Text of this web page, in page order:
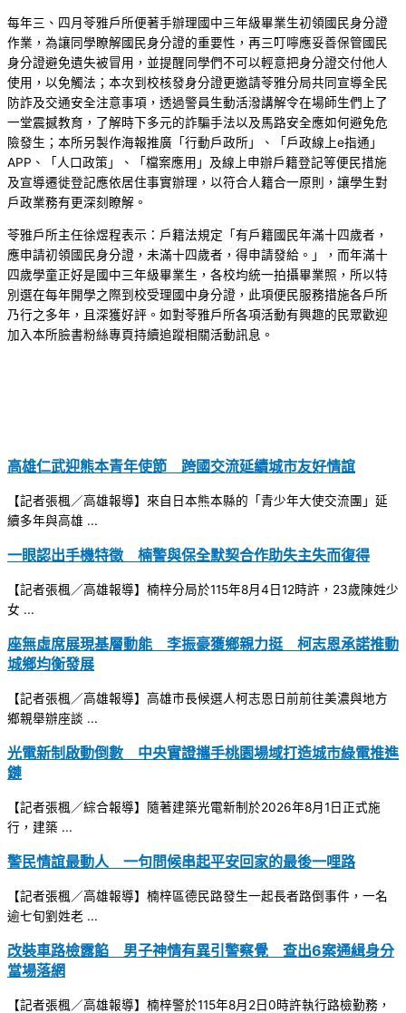
每年三、四月苓雅戶所便著手辦理國中三年級畢業生初領國民身分證
作業，為讓同學瞭解國民身分證的重要性，再三叮嚀應妥善保管國民
身分證避免遺失被冒用，並提醒同學們不可以輕意把身分證交付他人
使用，以免觸法；本次到校核發身分證更邀請苓雅分局共同宣導全民
防詐及交通安全注意事項，透過警員生動活潑講解令在場師生們上了
一堂震撼教育，了解時下多元的詐騙手法以及馬路安全應如何避免危
險發生；本所另製作海報推廣「行動戶政所」、「戶政線上e指通」
APP、「人口政策」、「檔案應用」及線上申辦戶籍登記等便民措施
及宣導遷徙登記應依居住事實辦理，以符合人籍合一原則，讓學生對
戶政業務有更深刻瞭解。
苓雅戶所主任徐煜程表示：戶籍法規定「有戶籍國民年滿十四歲者，
應申請初領國民身分證，未滿十四歲者，得申請發給。」，而年滿十
四歲學童正好是國中三年級畢業生，各校均統一拍攝畢業照，所以特
別選在每年開學之際到校受理國中身分證，此項便民服務措施各戶所
乃行之多年，且深獲好評。如對苓雅戶所各項活動有興趣的民眾歡迎
加入本所臉書粉絲專頁持續追蹤相關活動訊息。
高雄仁武迎熊本青年使節 跨國交流延續城市友好情誼
【記者張楓／高雄報導】來自日本熊本縣的「青少年大使交流團」延
續多年與高雄 ...
一眼認出手機特徵 楠警與保全默契合作助失主失而復得
【記者張楓／高雄報導】楠梓分局於115年8月4日12時許，23歲陳姓少
女 ...
座無虛席展現基層動能 李振豪獲鄉親力挺 柯志恩承諾推動
城鄉均衡發展
【記者張楓／高雄報導】高雄市長候選人柯志恩日前前往美濃與地方
鄉親舉辦座談 ...
光電新制啟動倒數 中央實證攜手桃園場域打造城市綠電推進
鏈
【記者張楓／綜合報導】隨著建築光電新制於2026年8月1日正式施
行，建築 ...
警民情誼最動人 一句問候串起平安回家的最後一哩路
【記者張楓／高雄報導】楠梓區德民路發生一起長者路倒事件，一名
逾七旬劉姓老 ...
改裝車路檢露餡 男子神情有異引警察覺 查出6案通緝身分
當場落網
【記者張楓／高雄報導】楠梓警於115年8月2日0時許執行路檢勤務，